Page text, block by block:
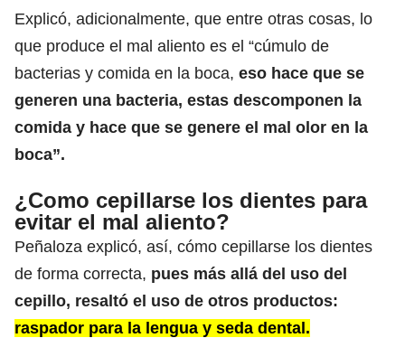
Explicó, adicionalmente, que entre otras cosas, lo
que produce el mal aliento es el “cúmulo de
bacterias y comida en la boca, eso hace que se
generen una bacteria, estas descomponen la
comida y hace que se genere el mal olor en la
boca”.
¿Como cepillarse los dientes para
evitar el mal aliento?
Peñaloza explicó, así, cómo cepillarse los dientes
de forma correcta, pues más allá del uso del
cepillo, resaltó el uso de otros productos:
raspador para la lengua y seda dental.